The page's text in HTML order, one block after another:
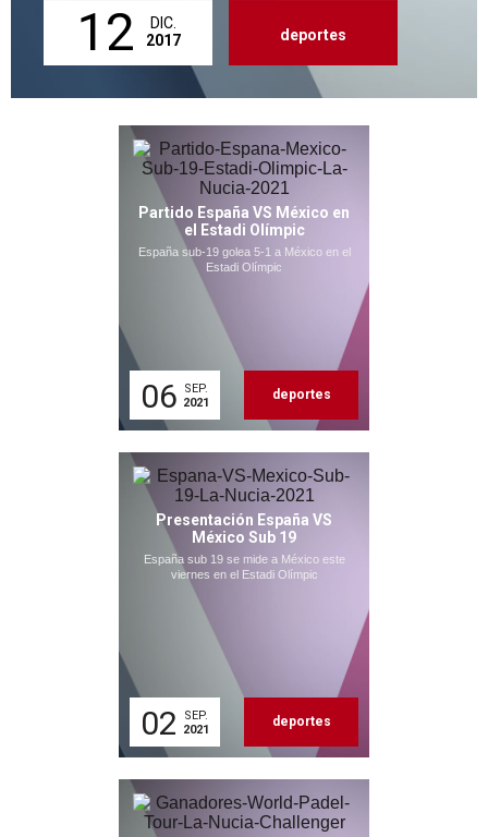
12
DIC.
2017
deportes
Partido España VS México en
el Estadi Olímpic
España sub-19 golea 5-1 a México en el
Estadi Olímpic
06
SEP.
2021
deportes
Presentación España VS
México Sub 19
España sub 19 se mide a México este
viernes en el Estadi Olímpic
02
SEP.
2021
deportes